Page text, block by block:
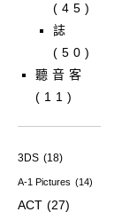
(45)
誌
(50)
聽音客
(11)
3DS (18)
A-1 Pictures (14)
ACT (27)